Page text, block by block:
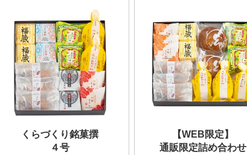
くらづくり銘菓撰
４号
【WEB限定】
通販限定詰め合わせ